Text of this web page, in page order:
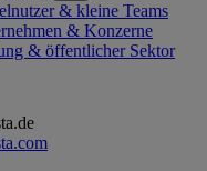
& kleine Teams
& Konzerne
& öffentlicher Sektor